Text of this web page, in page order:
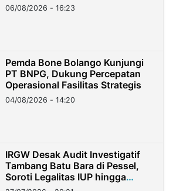
06/08/2026 - 16:23
Pemda Bone Bolango Kunjungi
PT BNPG, Dukung Percepatan
Operasional Fasilitas Strategis
04/08/2026 - 14:20
IRGW Desak Audit Investigatif
Tambang Batu Bara di Pessel,
Soroti Legalitas IUP hingga
Stockpile